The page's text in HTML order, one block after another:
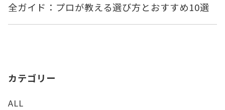
全ガイド：プロが教える選び方とおすすめ10選
カテゴリー
ALL